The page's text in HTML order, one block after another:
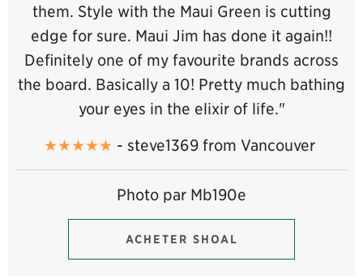
them. Style with the Maui Green is cutting
edge for sure. Maui Jim has done it again!!
Definitely one of my favourite brands across
the board. Basically a 10! Pretty much bathing
your eyes in the elixir of life."
★★★★★ - steve1369 from Vancouver
Photo par Mb190e
ACHETER SHOAL